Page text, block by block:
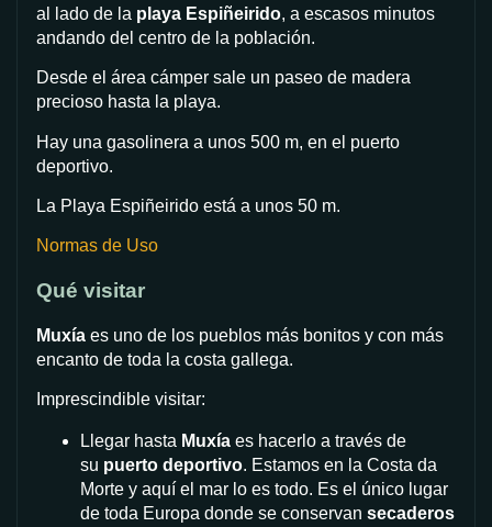
al lado de la playa Espiñeirido, a escasos minutos
andando del centro de la población.
Desde el área cámper sale un paseo de madera
precioso hasta la playa.
Hay una gasolinera a unos 500 m, en el puerto
deportivo.
La Playa Espiñeirido está a unos 50 m.
Normas de Uso
Qué visitar
Muxía es uno de los pueblos más bonitos y con más
encanto de toda la costa gallega.
Imprescindible visitar:
Llegar hasta Muxía es hacerlo a través de
su puerto deportivo. Estamos en la Costa da
Morte y aquí el mar lo es todo. Es el único lugar
de toda Europa donde se conservan secaderos